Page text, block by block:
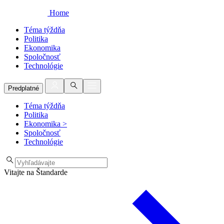
Home
Téma týždňa
Politika
Ekonomika
Spoločnosť
Technológie
Predplatné
Téma týždňa
Politika
Ekonomika >
Spoločnosť
Technológie
Vitajte na Štandarde